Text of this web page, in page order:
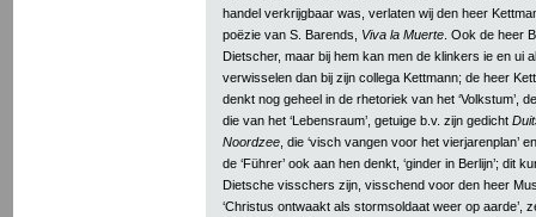
handel verkrijgbaar was, verlaten wij den heer
poëzie van S. Barends, Viva la Muerte . Ook de heer
Dietscher, maar bij hem kan men de klinkers ie en ui
verwisselen dan bij zijn collega Kettmann; de heer
denkt nog geheel in de rhetoriek van het ‘Volkstum’,
die van het ‘Lebensraum’, getuige b.v. zijn gedicht
Noordzee , die ‘visch vangen voor het vierjarenplan’
de ‘Führer’ ook aan hen denkt, ‘ginder in Berlijn’; dit
Dietsche visschers zijn, visschend voor den heer
‘Christus ontwaakt als stormsoldaat weer op aarde’,